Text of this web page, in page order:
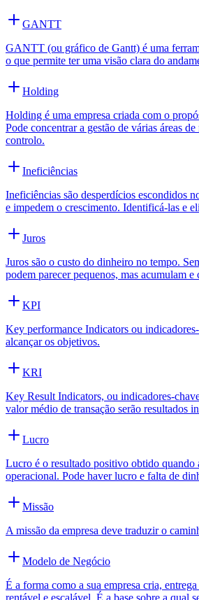
GANTT
GANTT (ou gráfico de Gantt) é uma
o que permite ter uma visão clara do
Holding
Holding é uma empresa criada com o
Pode concentrar a gestão de várias áreas
controlo.
Ineficiências
Ineficiências são desperdícios escondidos
e impedem o crescimento. Identificá-las e
Juros
Juros são o custo do dinheiro no tempo.
podem parecer pequenos, mas acumulam
KPI
Key performance Indicators ou
alcançar os objetivos.
KRI
Key Result Indicators, ou indicadores-
valor médio de transação serão resultados
Lucro
Lucro é o resultado positivo obtido quando
operacional. Pode haver lucro e falta de
Missão
A missão da empresa deve traduzir o
Modelo de Negócio
É a forma como a sua empresa cria,
rentável e escalável. É a base sobre a qual